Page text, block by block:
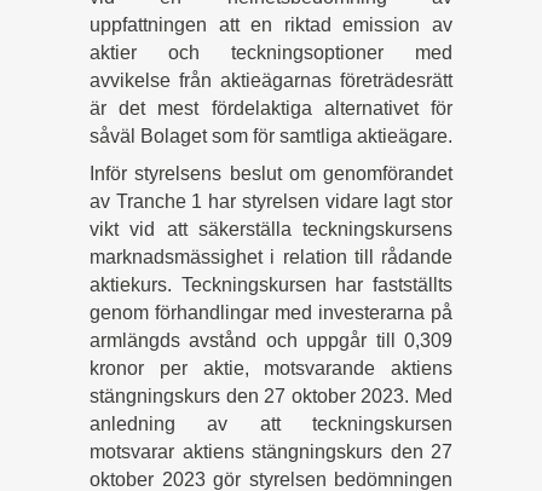
uppfattningen att en riktad emission av
aktier och teckningsoptioner med
avvikelse från aktieägarnas företrädesrätt
är det mest fördelaktiga alternativet för
såväl Bolaget som för samtliga aktieägare.
Inför styrelsens beslut om genomförandet
av Tranche 1 har styrelsen vidare lagt stor
vikt vid att säkerställa teckningskursens
marknadsmässighet i relation till rådande
aktiekurs. Teckningskursen har fastställts
genom förhandlingar med investerarna på
armlängds avstånd och uppgår till 0,309
kronor per aktie, motsvarande aktiens
stängningskurs den 27 oktober 2023. Med
anledning av att teckningskursen
motsvarar aktiens stängningskurs den 27
oktober 2023 gör styrelsen bedömningen